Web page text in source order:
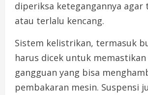
diperiksa ketegangannya agar
atau terlalu kencang.
Sistem kelistrikan, termasuk
harus dicek untuk
gangguan yang bisa
pembakaran mesin. Suspensi